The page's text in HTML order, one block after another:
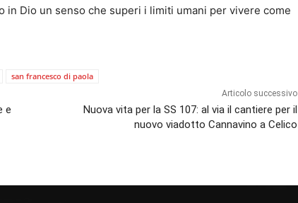
in Dio un senso che superi i limiti umani per vivere come
san francesco di paola
e
Articolo successivo
Nuova vita per la SS 107: al via il cantiere per il
nuovo viadotto Cannavino a Celico